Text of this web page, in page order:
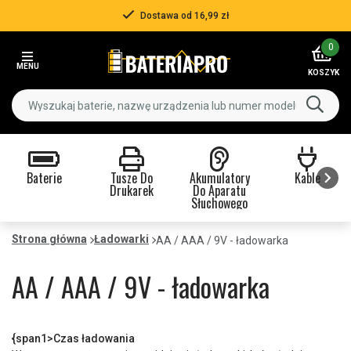
Ponad 500 000 klientów
MENU
0
KOSZYK
Baterie Tusze Do
Drukarek
Akumulatory
Do Aparatu
Słuchowego
Kable
Strona główna Ładowarki AA / AAA / 9V - ładowarka
AA / AAA / 9V - ładowarka
{span1>Czas ładowania